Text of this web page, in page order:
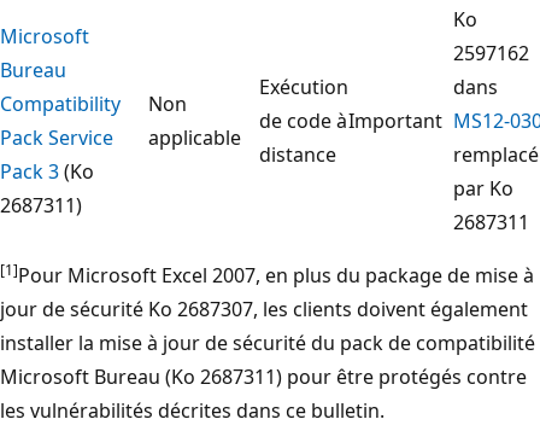
Microsoft
Bureau
Compatibility
Pack Service
Pack 3(Ko
2687311)
Non
applicable
Exécution
de code à
distance
Important
Ko
2597162
dans
MS12-
remplacé
par Ko
2687311
[1]Pour Microsoft Excel 2007, en plus du package de mise à
jour de sécurité Ko 2687307, les clients doivent également
installer la mise à jour de sécurité du pack de compatibilité
Microsoft Bureau (Ko 2687311) pour être protégés contre
les vulnérabilités décrites dans ce bulletin.